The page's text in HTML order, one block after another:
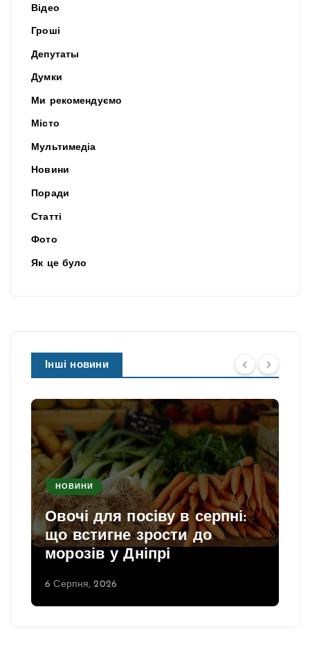
Відео
Гроші
Депутаты
Думки
Ми рекомендуємо
Місто
Мультимедіа
Новини
Поради
Статті
Фото
Як це було
Інші новини
НОВИНИ
Овочі для посіву в серпні:
що встигне зрости до
морозів у Дніпрі
6 Серпня, 2026